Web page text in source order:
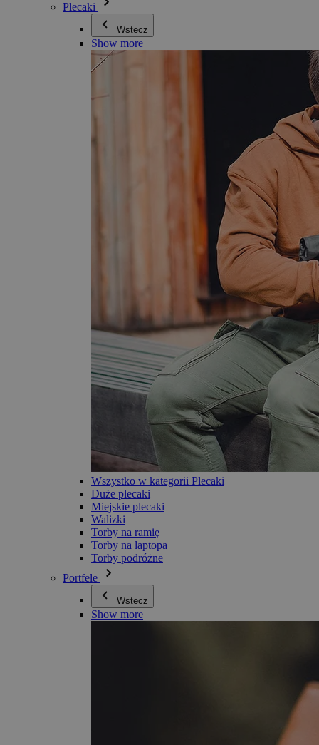
Plecaki
Wstecz
Show more
Wszystko w kategorii Plecaki
Duże plecaki
Miejskie plecaki
Walizki
Torby na ramię
Torby na laptopa
Torby podróżne
Portfele
Wstecz
Show more